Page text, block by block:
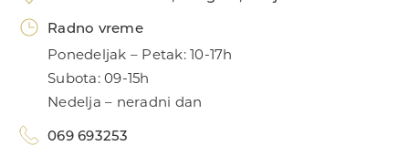
Narukvice
Radno vreme
Ponedeljak – Petak: 10-17h
Subota: 09-15h
Nedelja – neradni dan
069 693253